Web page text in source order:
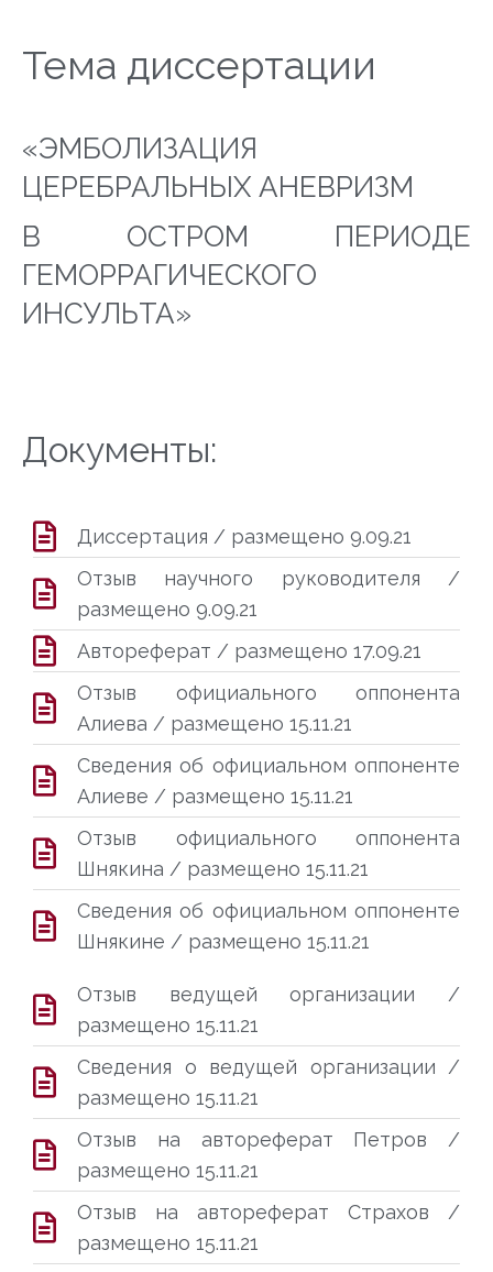
Тема диссертации
«ЭМБОЛИЗАЦИЯ
ЦЕРЕБРАЛЬНЫХ АНЕВРИЗМ
В ОСТРОМ ПЕРИОДЕ
ГЕМОРРАГИЧЕСКОГО
ИНСУЛЬТА»
Документы:
Диссертация / размещено 9.09.21
Отзыв научного руководителя /
размещено 9.09.21
Автореферат / размещено 17.09.21
Отзыв официального оппонента
Алиева / размещено 15.11.21
Сведения об официальном оппоненте
Алиеве / размещено 15.11.21
Отзыв официального оппонента
Шнякина / размещено 15.11.21
Сведения об официальном оппоненте
Шнякине / размещено 15.11.21
Отзыв ведущей организации /
размещено 15.11.21
Сведения о ведущей организации /
размещено 15.11.21
Отзыв на автореферат Петров /
размещено 15.11.21
Отзыв на автореферат Страхов /
размещено 15.11.21